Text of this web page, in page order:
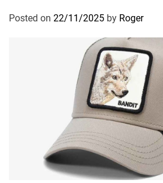
Posted on 22/11/2025 by Roger